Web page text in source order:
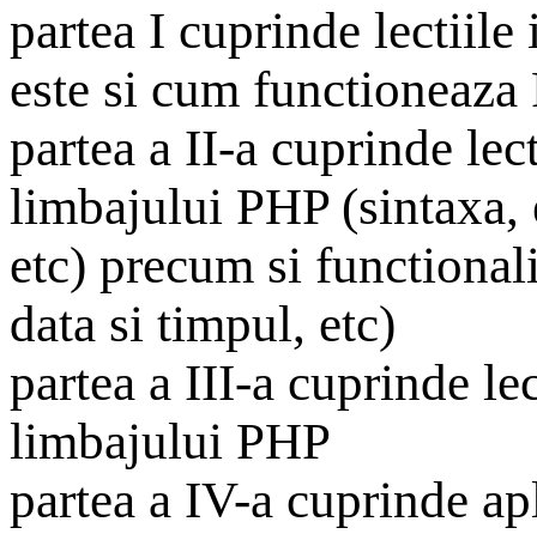
partea I cuprinde lectiile
este si cum functioneaza
partea a II-a cuprinde
limbajului PHP (sintaxa,
etc) precum si
data si timpul, etc)
partea a III-a cuprinde
limbajului PHP
partea a IV-a cuprinde